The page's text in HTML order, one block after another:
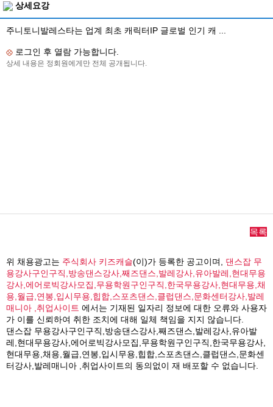
상세요강
주니토니발레스타는 업계 최초 캐릭터IP 글로벌 인기 캐 ...
로그인 후 열람 가능합니다.
상세 내용은 정회원에게만 전체 공개됩니다.
목록
위 채용광고는 주식회사 키즈캐슬(이)가 등록한 공고이며, 댄스잡 무
용강사구인구직,방송댄스강사,째즈댄스,발레강사,유아발레,현대무용
강사,에어로빅강사모집,무용학원구인구직,한국무용강사,현대무용,채
용,월급,연봉,입시무용,힙합,스포츠댄스,클럽댄스,문화센터강사,발레
매니아 ,취업사이트 에서는 기재된 일자리 정보에 대한 오류와 사용자
가 이를 신뢰하여 취한 조치에 대해 일체 책임을 지지 않습니다.
댄스잡 무용강사구인구직,방송댄스강사,째즈댄스,발레강사,유아발
레,현대무용강사,에어로빅강사모집,무용학원구인구직,한국무용강사,
현대무용,채용,월급,연봉,입시무용,힙합,스포츠댄스,클럽댄스,문화센
터강사,발레매니아 ,취업사이트의 동의없이 재 배포할 수 없습니다.